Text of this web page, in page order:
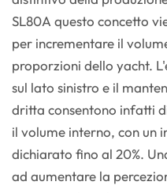
SL80A questo concetto
per incrementare il
proporzioni dello yacht.
sul lato sinistro e il
dritta consentono infatti
il volume interno, con un
dichiarato fino al 20%.
ad aumentare la